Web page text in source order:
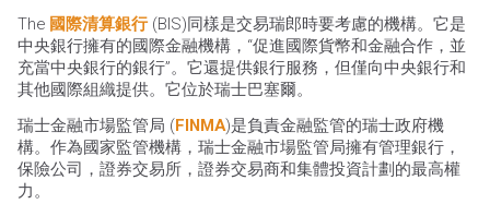
The 國際清算銀行(BIS)同樣是交易瑞郎時要考慮的機構。它是
中央銀行擁有的國際金融機構，“促進國際貨幣和金融合作，並
充當中央銀行的銀行”。它還提供銀行服務，但僅向中央銀行和
其他國際組織提供。它位於瑞士巴塞爾。
瑞士金融市場監管局 ( FINMA)是負責金融監管的瑞士政府機
構。作為國家監管機構，瑞士金融市場監管局擁有管理銀行，
保險公司，證券交易所，證券交易商和集體投資計劃的最高權
力。